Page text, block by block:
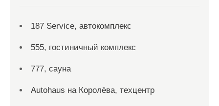
187 Service, автокомплекс
555, гостиничный комплекс
777, сауна
Autohaus на Королёва, техцентр